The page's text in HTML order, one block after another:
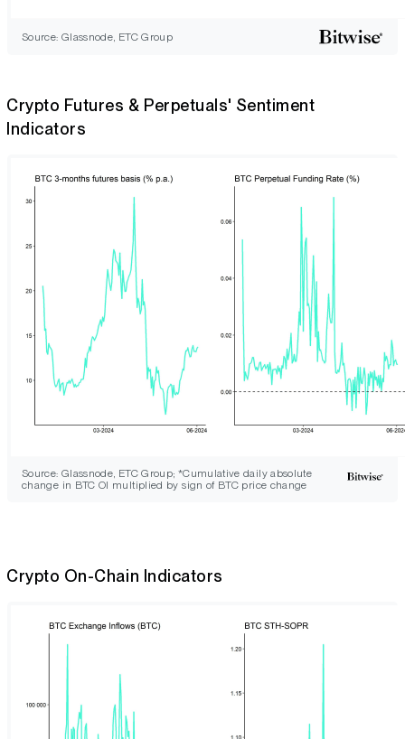
Source: Glassnode, ETC Group
Crypto Futures & Perpetuals' Sentiment
Indicators
Source: Glassnode, ETC Group; *Cumulative daily absolute
change in BTC OI multiplied by sign of BTC price change
Crypto On-Chain Indicators